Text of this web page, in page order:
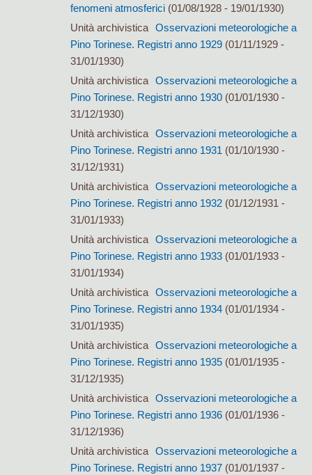
fenomeni atmosferici(01/08/1928 - 19/01/1930)
Unità archivistica Osservazioni meteorologiche a
Pino Torinese. Registri anno 1929(01/11/1929 -
31/01/1930)
Unità archivistica Osservazioni meteorologiche a
Pino Torinese. Registri anno 1930(01/01/1930 -
31/12/1930)
Unità archivistica Osservazioni meteorologiche a
Pino Torinese. Registri anno 1931 (01/10/1930 -
31/12/1931)
Unità archivistica Osservazioni meteorologiche a
Pino Torinese. Registri anno 1932(01/12/1931 -
31/01/1933)
Unità archivistica Osservazioni meteorologiche a
Pino Torinese. Registri anno 1933(01/01/1933 -
31/01/1934)
Unità archivistica Osservazioni meteorologiche a
Pino Torinese. Registri anno 1934(01/01/1934 -
31/01/1935)
Unità archivistica Osservazioni meteorologiche a
Pino Torinese. Registri anno 1935(01/01/1935 -
31/12/1935)
Unità archivistica Osservazioni meteorologiche a
Pino Torinese. Registri anno 1936(01/01/1936 -
31/12/1936)
Unità archivistica Osservazioni meteorologiche a
Pino Torinese. Registri anno 1937(01/01/1937 -